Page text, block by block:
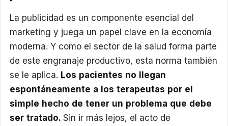
La publicidad es un componente esencial del
marketing y juega un papel clave en la economía
moderna. Y como el sector de la salud forma parte
de este engranaje productivo, esta norma también
se le aplica. Los pacientes no llegan
espontáneamente a los terapeutas por el
simple hecho de tener un problema que debe
ser tratado. Sin ir más lejos, el acto de